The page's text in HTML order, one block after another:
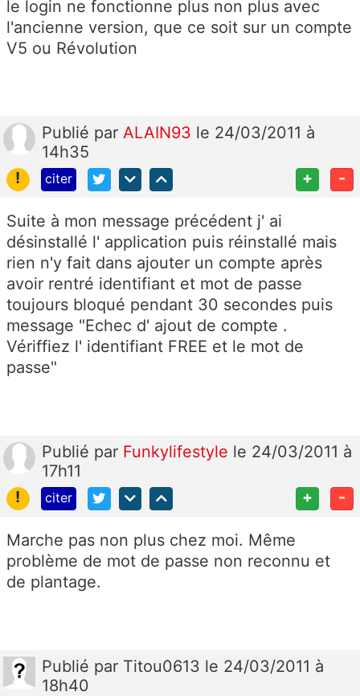
le login ne fonctionne plus non plus avec
l'ancienne version, que ce soit sur un compte
V5 ou Révolution
Publié par ALAIN93 le 24/03/2011 à
14h35
!
citer + -
Suite à mon message précédent j' ai
désinstallé l' application puis réinstallé mais
rien n'y fait dans ajouter un compte après
avoir rentré identifiant et mot de passe
toujours bloqué pendant 30 secondes puis
message "Echec d' ajout de compte .
Vériffiez l' identifiant FREE et le mot de
passe"
Publié par Funkylifestyle le 24/03/2011 à
17h11
!
citer + -
Marche pas non plus chez moi. Même
problème de mot de passe non reconnu et
de plantage.
Publié par Titou0613 le 24/03/2011 à
18h40